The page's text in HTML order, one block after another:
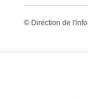
© Direction de